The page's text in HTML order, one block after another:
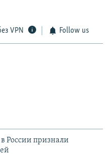
VPN Follow us
России признали